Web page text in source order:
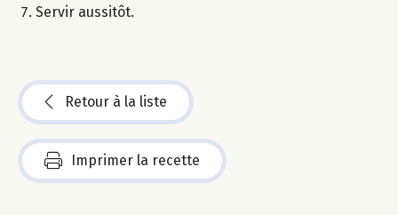
Servir aussitôt.
Retour à la liste
Imprimer la recette